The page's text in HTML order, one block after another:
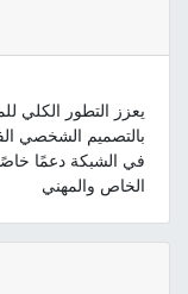
يعزز التطور الكلي
بالتصميم الشخصي
في الشبكة دعمًا
الخاص والمهني